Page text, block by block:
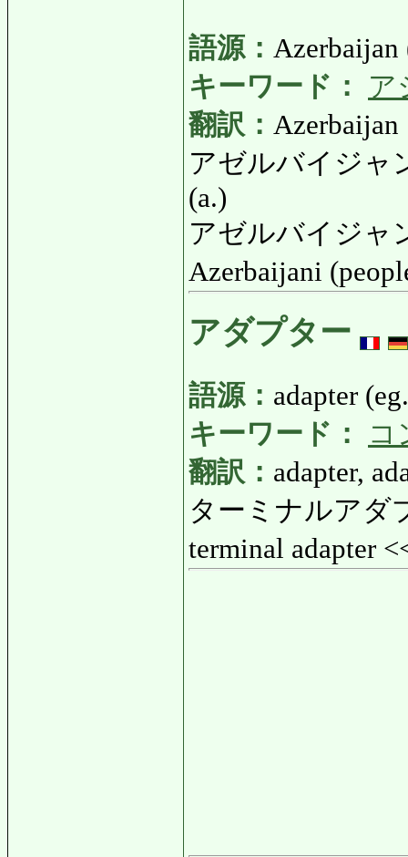
語源： Azerbaijan
キーワード：
ア
翻訳： Azerbaijan
アゼルバイジャ
(a.)
アゼルバイジャ
Azerbaijani
アダプター
語源： adapter
キーワード：
コ
翻訳： adapter,
ターミナルアダ
terminal adapter